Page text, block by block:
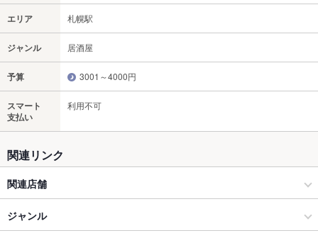
エリア 札幌駅
ジャンル 居酒屋
予算 3001～4000円
スマート
支払い
利用不可
関連リンク
関連店舗
刺身と焼き物 ひゃくや
ジャンル